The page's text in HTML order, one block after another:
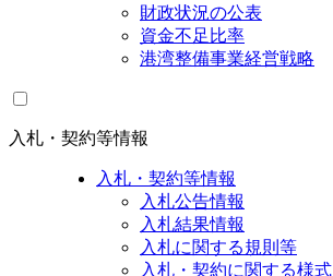
財政状況の公表
資金不足比率
港湾整備事業経営戦略
入札・契約等情報
入札・契約等情報
入札公告情報
入札結果情報
入札に関する規則等
入札・契約に関する様式